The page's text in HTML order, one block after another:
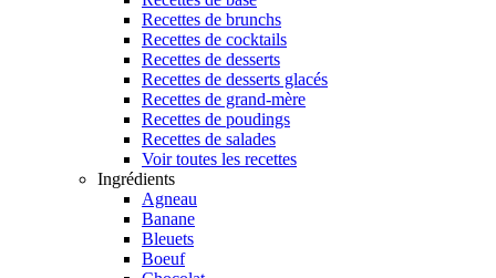
Recettes de brunchs
Recettes de cocktails
Recettes de desserts
Recettes de desserts glacés
Recettes de grand-mère
Recettes de poudings
Recettes de salades
Voir toutes les recettes
Ingrédients
Agneau
Banane
Bleuets
Boeuf